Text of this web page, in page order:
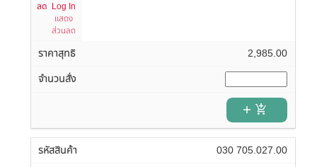
Log In
แสดง
ส่วนลด
2,985.00
add_shopping_cart
030 705.027.00